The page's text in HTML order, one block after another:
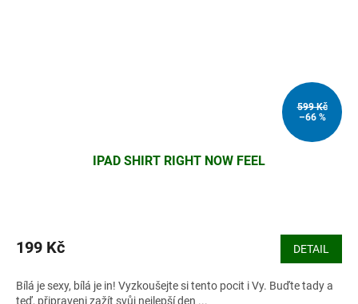
599 Kč
–66 %
IPAD SHIRT RIGHT NOW FEEL
199 Kč DETAIL
Bílá je sexy, bílá je in! Vyzkoušejte si tento pocit i Vy. Buďte tady a
teď, připraveni zažít svůj nejlepší den ...